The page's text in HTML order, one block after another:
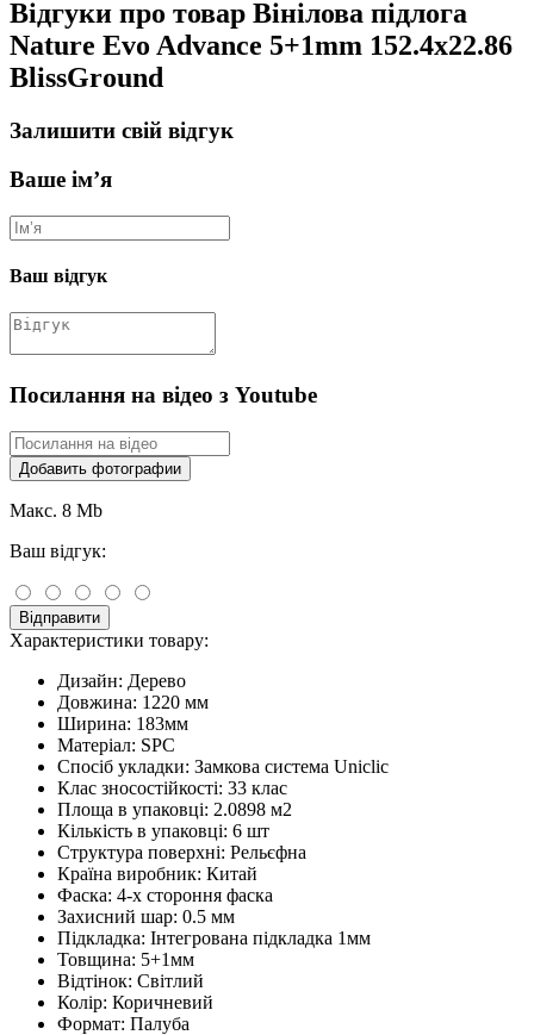
Відгуки про товар Вінілова підлога
Nature Evo Advance 5+1mm 152.4х22.86
BlissGround
Залишити свій відгук
Ваше ім’я
Ваш відгук
Посилання на відео з Youtube
Добавить фотографии
Макс. 8 Mb
Ваш відгук:
Відправити
Характеристики товару:
Дизайн: Дерево
Довжина: 1220 мм
Ширина: 183мм
Матеріал: SPC
Спосіб укладки: Замкова система Uniclic
Клас зносостійкості: 33 клас
Площа в упаковці: 2.0898 м2
Кількість в упаковці: 6 шт
Структура поверхні: Рельєфна
Країна виробник: Китай
Фаска: 4-х стороння фаска
Захисний шар: 0.5 мм
Підкладка: Інтегрована підкладка 1мм
Товщина: 5+1мм
Відтінок: Світлий
Колір: Коричневий
Формат: Палуба